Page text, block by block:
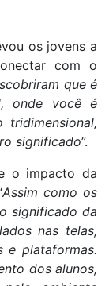
os jovens a
com o
que é
onde você é
tridimensional,
significado”.
o impacto da
Assim como os
significado da
nas telas,
e plataformas.
dos alunos,